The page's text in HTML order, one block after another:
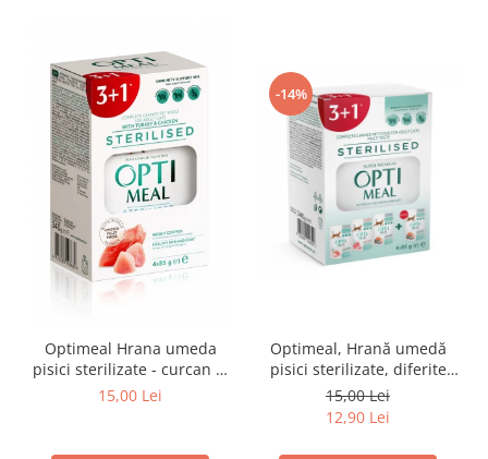
Optimeal Hrana umeda
pisici sterilizate - curcan si
pui in sos, set 3+1,
15,00 Lei
-14%
Optimeal, Hrană umedă
pisici sterilizate, diferite
arome, (3+1), 0.34kg
15,00 Lei
12,90 Lei